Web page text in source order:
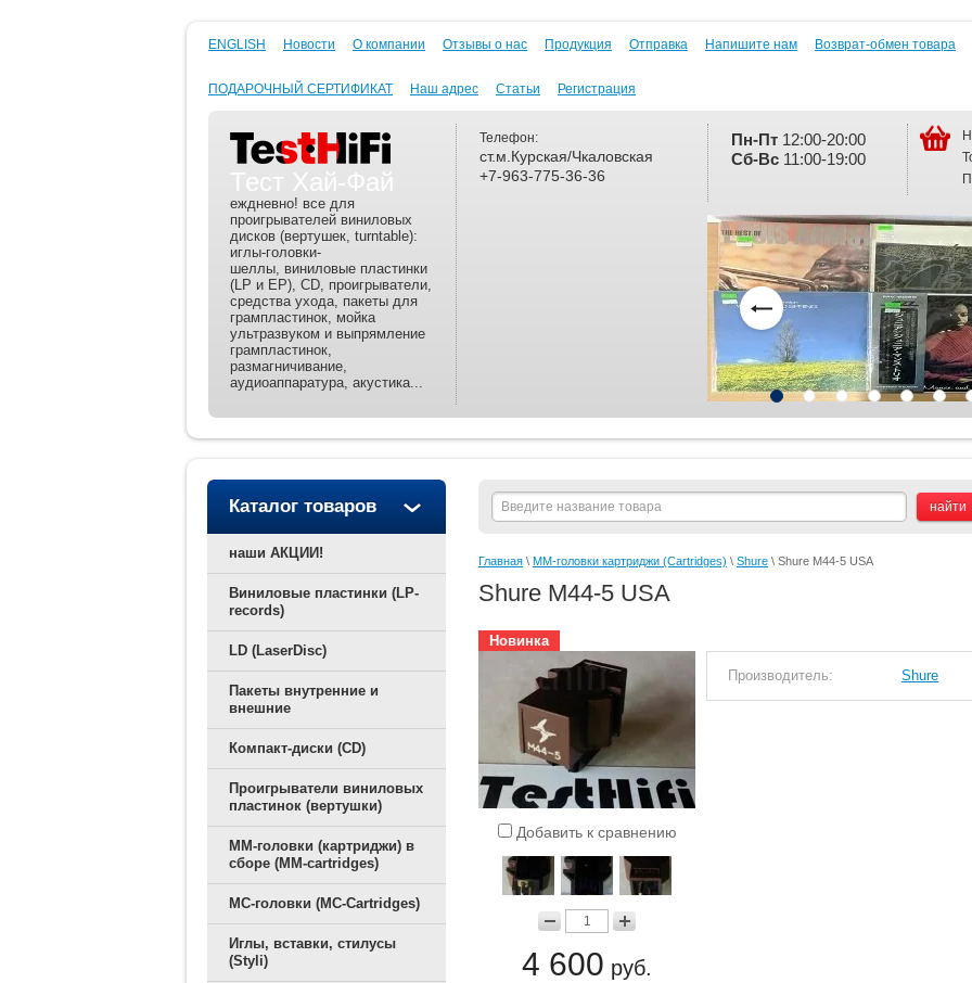
ENGLISH Новости О компании Отзывы о нас Продукция Отправка Напишите нам Возврат-обмен товара
ПОДАРОЧНЫЙ СЕРТИФИКАТ Наш адрес Статьи Регистрация
Тест Хай-Фай
еждневно! все для
проигрывателей виниловых
дисков (вертушек, turntable):
иглы-головки-
шеллы, виниловые пластинки
(LP и EP), CD, проигрыватели,
средства ухода, пакеты для
грампластинок, мойка
ультразвуком и выпрямление
грампластинок,
размагничивание,
аудиоаппаратура, акустика...
Телефон:
ст.м.Курская/Чкаловская
+7-963-775-36-36
Пн-Пт 12:00-20:00
Сб-Вс 11:00-19:00
Каталог товаров
наши АКЦИИ!
Виниловые пластинки (LP-
records)
LD (LaserDisc)
Пакеты внутренние и
внешние
Компакт-диски (CD)
Проигрыватели виниловых
пластинок (вертушки)
ММ-головки (картриджи) в
сборе (MM-cartridges)
MC-головки (MC-Cartridges)
Иглы, вставки, стилусы
(Styli)
Главная \ ММ-головки картриджи (Cartridges) \ Shure \ Shure M44-5 USA
Shure M44-5 USA
Новинка
Добавить к сравнению
4 600 руб.
Производитель: Shure